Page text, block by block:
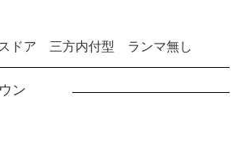
スドア 三方内付型 ランマ無し
ン